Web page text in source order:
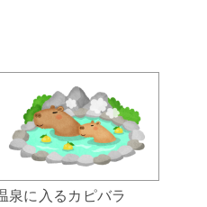
泉に入るカピバラ